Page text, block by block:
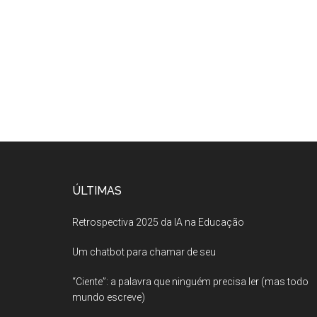
ÚLTIMAS
Retrospectiva 2025 da IA na Educação
Um chatbot para chamar de seu
“Ciente”: a palavra que ninguém precisa ler (mas todo
mundo escreve)